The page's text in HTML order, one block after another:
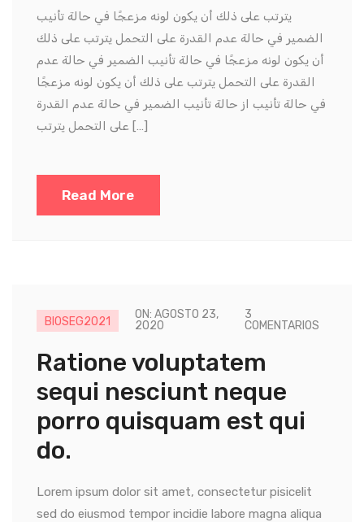
يترتب على ذلك أن يكون لونه مزعجًا في حالة تأنيب
الضمير في حالة عدم القدرة على التحمل يترتب على ذلك
أن يكون لونه مزعجًا في حالة تأنيب الضمير في حالة عدم
القدرة على التحمل يترتب على ذلك أن يكون لونه مزعجًا
في حالة تأنيب از حالة تأنيب الضمير في حالة عدم القدرة
على التحمل يترتب […]
Read More
BIOSEG2021
ON: AGOSTO 23,
2020
3
COMENTARIOS
Ratione voluptatem
sequi nesciunt neque
porro quisquam est qui
do.
Lorem ipsum dolor sit amet, consectetur pisicelit
sed do eiusmod tempor incidie labore magna aliqua